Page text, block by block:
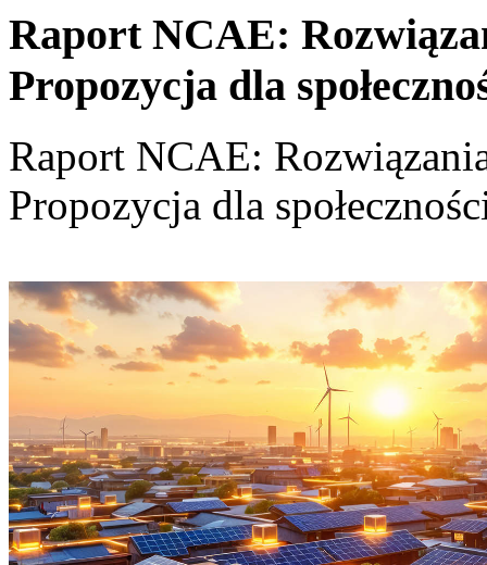
Raport NCAE:
Propozycja dla
Raport NCAE:
Propozycja dla